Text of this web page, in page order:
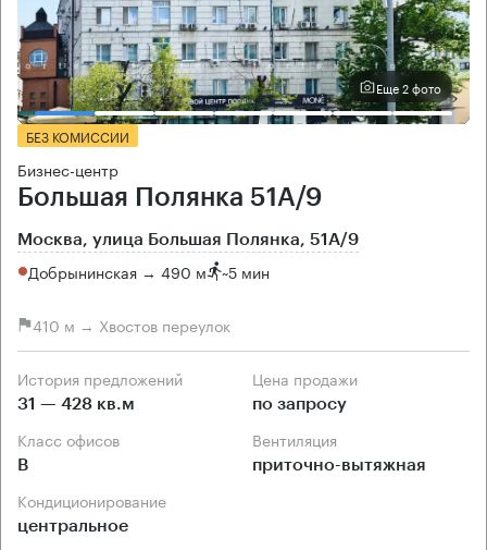
Еще 2 фото
БЕЗ КОМИССИИ
Бизнес-центр
Большая Полянка 51А/9
Москва, улица Большая Полянка, 51А/9
Добрынинская → 490 м ~5 мин
410 м → Хвостов переулок
История предложений
31 — 428 кв.м
Цена продажи
по запросу
Класс офисов
B
Вентиляция
приточно-вытяжная
Кондиционирование
центральное